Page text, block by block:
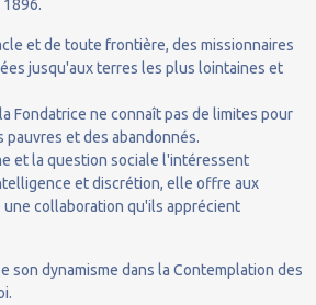
et de toute frontière, des missionnaires
jusqu'aux terres les plus lointaines et
Fondatrice ne connaît pas de limites pour
pauvres et des abandonnés.
et la question sociale l'intéressent
et discrétion, elle offre aux
une collaboration qu'ils apprécient
son dynamisme dans la Contemplation des